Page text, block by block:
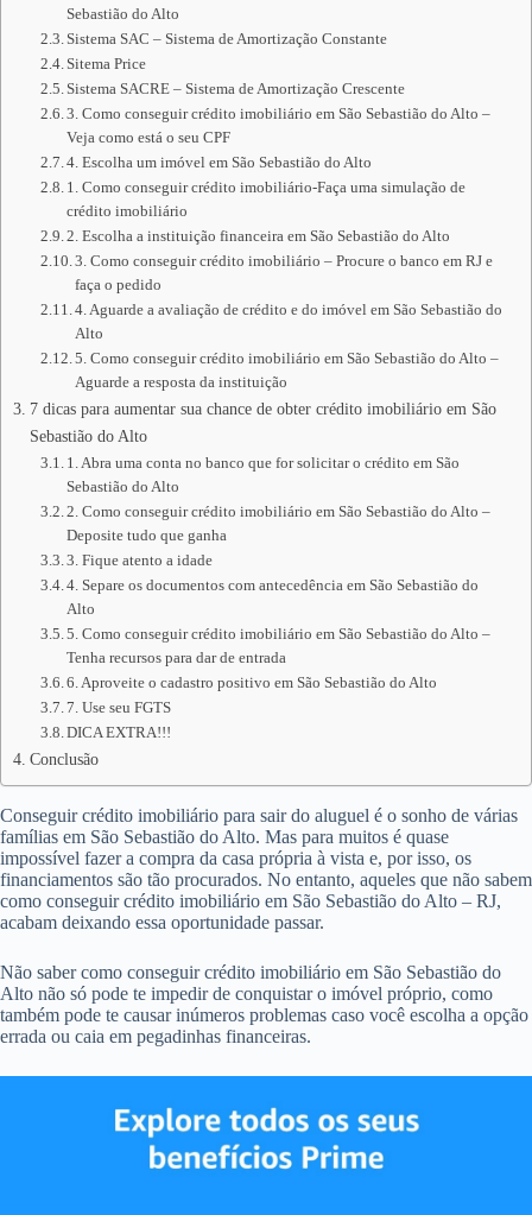
Sebastião do Alto
Sistema SAC – Sistema de Amortização Constante
Sitema Price
Sistema SACRE – Sistema de Amortização Crescente
3. Como conseguir crédito imobiliário em São Sebastião do Alto –
Veja como está o seu CPF
4. Escolha um imóvel em São Sebastião do Alto
1. Como conseguir crédito imobiliário-Faça uma simulação de
crédito imobiliário
2. Escolha a instituição financeira em São Sebastião do Alto
3. Como conseguir crédito imobiliário – Procure o banco em RJ e
faça o pedido
4. Aguarde a avaliação de crédito e do imóvel em São Sebastião do
Alto
5. Como conseguir crédito imobiliário em São Sebastião do Alto –
Aguarde a resposta da instituição
7 dicas para aumentar sua chance de obter crédito imobiliário em São
Sebastião do Alto
1. Abra uma conta no banco que for solicitar o crédito em São
Sebastião do Alto
2. Como conseguir crédito imobiliário em São Sebastião do Alto –
Deposite tudo que ganha
3. Fique atento a idade
4. Separe os documentos com antecedência em São Sebastião do
Alto
5. Como conseguir crédito imobiliário em São Sebastião do Alto –
Tenha recursos para dar de entrada
6. Aproveite o cadastro positivo em São Sebastião do Alto
7. Use seu FGTS
DICA EXTRA!!!
Conclusão
Conseguir crédito imobiliário para sair do aluguel é o sonho de várias
famílias em São Sebastião do Alto. Mas para muitos é quase
impossível fazer a compra da casa própria à vista e, por isso, os
financiamentos são tão procurados. No entanto, aqueles que não sabem
como conseguir crédito imobiliário em São Sebastião do Alto – RJ,
acabam deixando essa oportunidade passar.
Não saber como conseguir crédito imobiliário em São Sebastião do
Alto não só pode te impedir de conquistar o imóvel próprio, como
também pode te causar inúmeros problemas caso você escolha a opção
errada ou caia em pegadinhas financeiras.